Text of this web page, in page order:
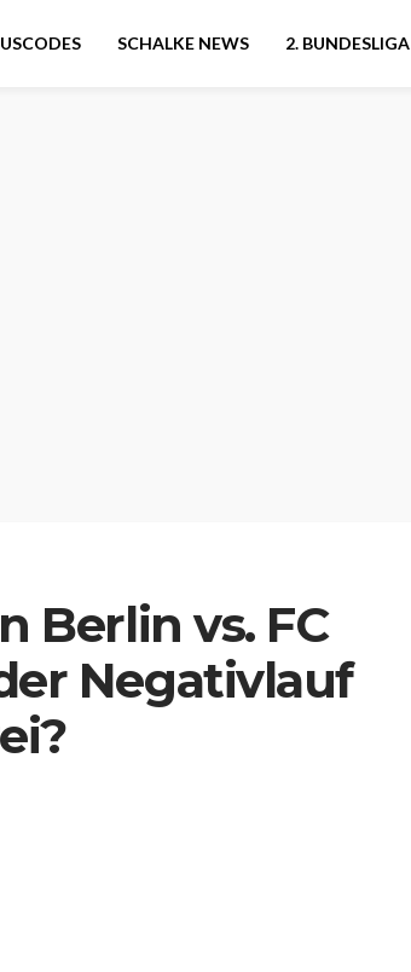
SCHALKE NEWS 2. BUNDESLIGA
Berlin vs. FC
Negativlauf